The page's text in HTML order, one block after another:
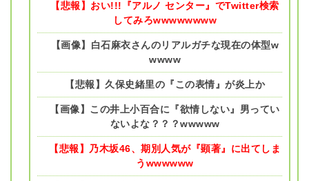
【悲報】おい!!!『アルノ センター』でTwitter検索
してみろwwwwwwww
【画像】白石麻衣さんのリアルガチな現在の体型w
wwww
【悲報】久保史緒里の『この表情』が炎上か
【画像】この井上小百合に『欲情しない』男ってい
ないよな？？？wwwww
【悲報】乃木坂46、期別人気が『顕著』に出てしま
うwwwwww